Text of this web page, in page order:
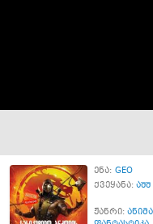
ენა: GEO
ქვეყანა: აშშ
ჟანრი: